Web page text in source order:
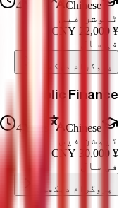
4 Years
Chinese
ٹیوشن فیس
¥
22,000
فی سال
پروگرام دیکھیں
Public Finance
4 Years
Chinese
ٹیوشن فیس
¥
30,000
فی سال
پروگرام دیکھیں